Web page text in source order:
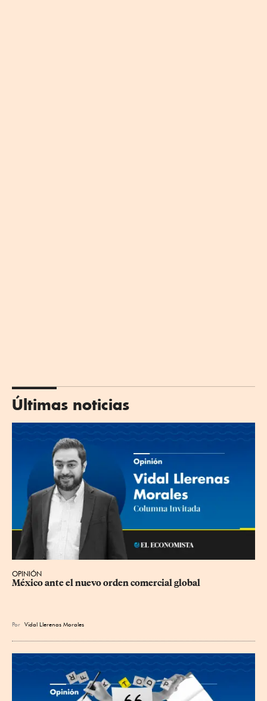
Últimas noticias
OPINIÓN
México ante el nuevo orden comercial global
Por Vidal Llerenas Morales